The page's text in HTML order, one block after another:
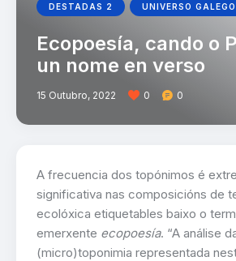
DESTADAS 2 UNIVERSO GALEGO
Ecopoesía, cando o
un nome en verso
15 Outubro, 2022 0 0
A frecuencia dos topónimos é
significativa nas composicións de
ecolóxica etiquetables baixo o
emerxente ecopoesía. “A análise
(micro)toponimia representada